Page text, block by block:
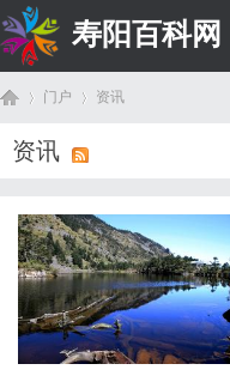
寿阳百科网
门户 资讯
资讯